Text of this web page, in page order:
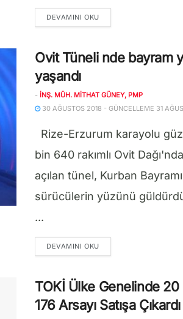
DEVAMINI OKUDETAILS
Ovit Tüneli nde bayram
yaşandı
- İNŞ. MÜH. MITHAT GÜNEY, PMP
30 AĞUSTOS 2018 - GÜNCELLEME 31
Rize-Erzurum karayolu
bin 640 rakımlı Ovit
açılan tünel, Kurban
sürücülerin yüzünü
...
DEVAMINI OKUDETAILS
TOKİ Ülke Genelinde 20
176 Arsayı Satışa Çıkardı